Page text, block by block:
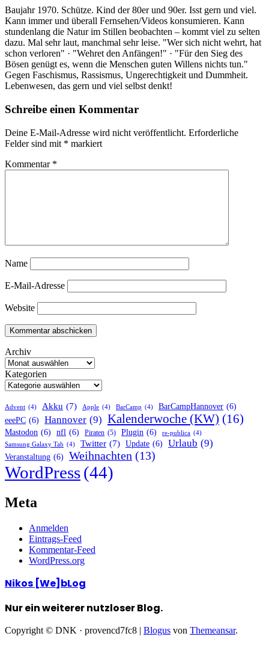
Baujahr 1970. Schütze. Kind der 80er und 90er. Isst gern und viel.
Kann immer und überall Fernsehen/Videos konsumieren. Kann
stundenlang die Natur im Stillen beobachten – kommt viel zu selten
dazu. Mal sehr laut, manchmal sehr leise. "Wer sich nicht wehrt, hat
schon verloren" · "Wehret den Anfängen!" · "Für den Sieg des
Bösen genügt es, wenn die Menschen guten Willens nichts tun."
Gegen Faschismus, Rassismus, Ungerechtigkeit und Dummheit.
Lebenwesen, das gern und viel selbst denkt!
Schreibe einen Kommentar
Deine E-Mail-Adresse wird nicht veröffentlicht. Erforderliche
Felder sind mit * markiert
Kommentar *
Name
E-Mail-Adresse
Website
Archiv
Kategorien
Advent (4) Akku (7) Apple (4) BarCamp (4) BarCampHannover (6)
eeePC (6) Hannover (9) Kalenderwoche (KW) (16)
Mastodon (6) nfl (6) Piraten (5) Plugin (6) re-publica (4)
Samsung Galaxy Tab (4) Twitter (7) Update (6) Urlaub (9)
Veranstaltung (6) Weihnachten (13)
WordPress(44)
Meta
Anmelden
Eintrags-Feed
Kommentar-Feed
WordPress.org
Nikos [We]bLog
Nur ein weiterer nutzloser Blog.
Copyright © DNK · provencd7fc8 | Blogus von Themeansar.